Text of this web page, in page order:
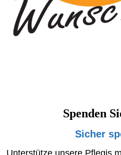
Spenden
Sicher
Unterstütze unsere Pflegis